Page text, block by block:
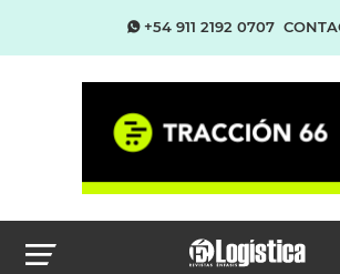
+54 911 2192 0707